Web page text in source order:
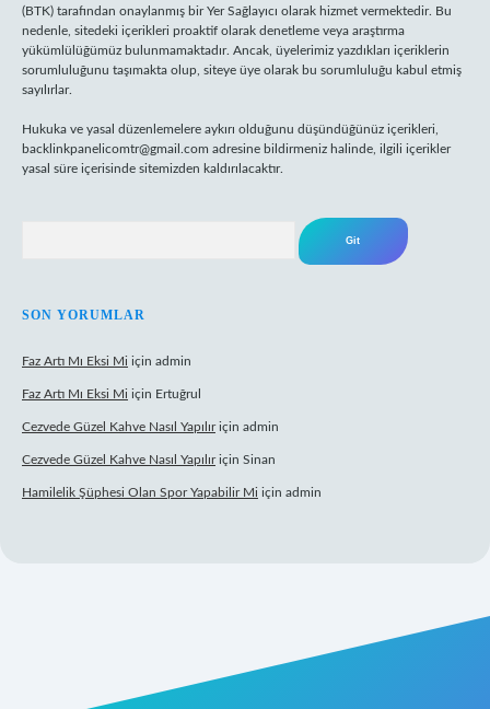
(BTK) tarafından onaylanmış bir Yer Sağlayıcı olarak hizmet vermektedir. Bu
nedenle, sitedeki içerikleri proaktif olarak denetleme veya araştırma
yükümlülüğümüz bulunmamaktadır. Ancak, üyelerimiz yazdıkları içeriklerin
sorumluluğunu taşımakta olup, siteye üye olarak bu sorumluluğu kabul etmiş
sayılırlar.
Hukuka ve yasal düzenlemelere aykırı olduğunu düşündüğünüz içerikleri,
backlinkpanelicomtr@gmail.com adresine bildirmeniz halinde, ilgili içerikler
yasal süre içerisinde sitemizden kaldırılacaktır.
SON YORUMLAR
Faz Artı Mı Eksi Mi için admin
Faz Artı Mı Eksi Mi için Ertuğrul
Cezvede Güzel Kahve Nasıl Yapılıriçin admin
Cezvede Güzel Kahve Nasıl Yapılıriçin Sinan
Hamilelik Şüphesi Olan Spor Yapabilir Mi için admin